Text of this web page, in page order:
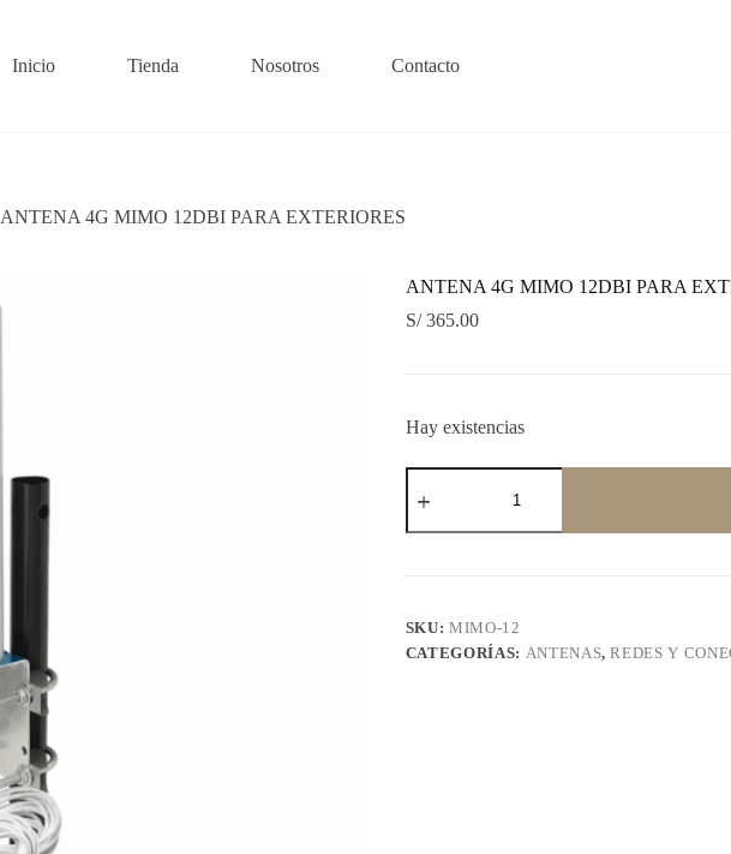
Inicio Tienda Nosotros Contacto
ANTENA 4G MIMO 12DBI PARA EXTERIORES
ANTENA 4G MIMO 12DBI PARA
S/365.00
Hay existencias
ANTENA
4G
12DBI
SKU:MIMO-12
CATEGORÍAS: ANTENAS,REDES Y